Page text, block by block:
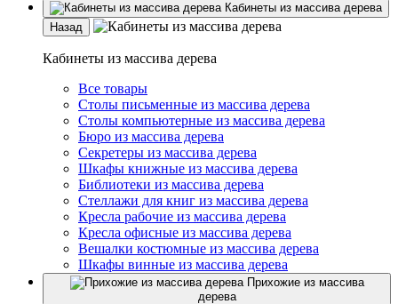
Кабинеты из массива дерева
Назад
Кабинеты из массива дерева
Все товары
Столы письменные из массива дерева
Столы компьютерные из массива дерева
Бюро из массива дерева
Секретеры из массива дерева
Шкафы книжные из массива дерева
Библиотеки из массива дерева
Стеллажи для книг из массива дерева
Кресла рабочие из массива дерева
Кресла офисные из массива дерева
Вешалки костюмные из массива дерева
Шкафы винные из массива дерева
Прихожие из массива
дерева